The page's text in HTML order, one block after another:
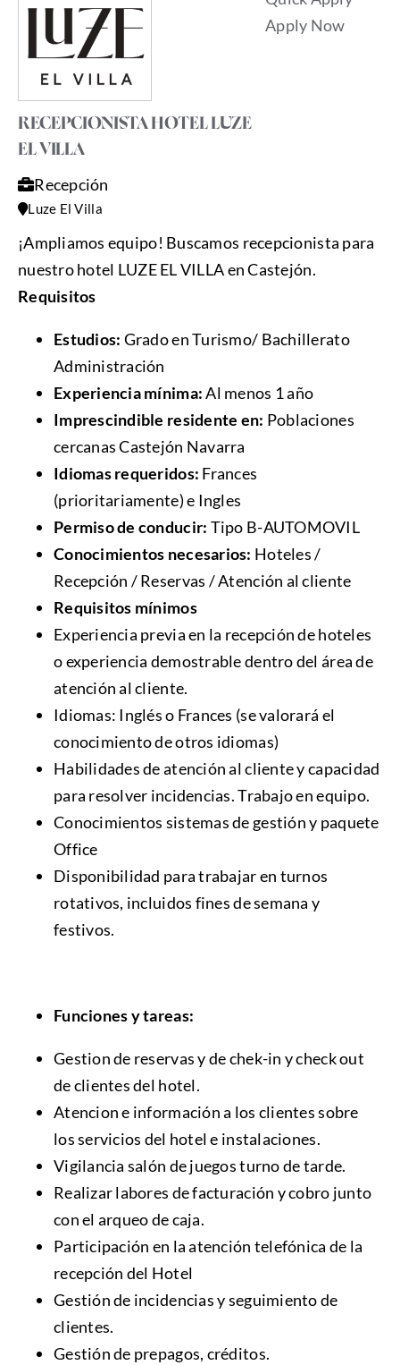
RECEPCIONISTA HOTEL LUZE
EL VILLA
Apply Now
Recepción
Luze El Villa
¡Ampliamos equipo! Buscamos recepcionista para
nuestro hotel LUZE EL VILLA en Castejón.
Requisitos
Estudios: Grado en Turismo/ Bachillerato
Administración
Experiencia mínima:Al menos 1 año
Imprescindible residente en: Poblaciones
cercanas Castejón Navarra
Idiomas requeridos: Frances
(prioritariamente) e Ingles
Permiso de conducir: Tipo B-AUTOMOVIL
Conocimientos necesarios: Hoteles /
Recepción / Reservas / Atención al cliente
Requisitos mínimos
Experiencia previa en la recepción de hoteles
o experiencia demostrable dentro del área de
atención al cliente.
Idiomas: Inglés o Frances (se valorará el
conocimiento de otros idiomas)
Habilidades de atención al cliente y capacidad
para resolver incidencias. Trabajo en equipo.
Conocimientos sistemas de gestión y paquete
Office
Disponibilidad para trabajar en turnos
rotativos, incluidos fines de semana y
festivos.
Funciones y tareas:
Gestion de reservas y de chek-in y check out
de clientes del hotel.
Atencion e información a los clientes sobre
los servicios del hotel e instalaciones.
Vigilancia salón de juegos turno de tarde.
Realizar labores de facturación y cobro junto
con el arqueo de caja.
Participación en la atención telefónica de la
recepción del Hotel
Gestión de incidencias y seguimiento de
clientes.
Gestión de prepagos, créditos.